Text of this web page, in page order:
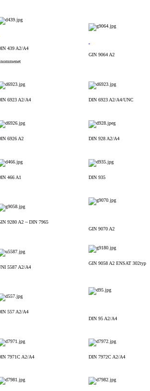
439 A2/A4
GIN 9064 A2
6923 A2/A4 DIN 6923 A2/A4/UNC
6926 A2 DIN 928 A2/A4
466 A1 DIN 935
9280 A2 ~ DIN 7965
GIN 9070 A2
5587 A2/A4
GIN 9058 A2 ENSAT 302typ
557 A2/A4
DIN 95 A2/A4
7971C A2/A4 DIN 7972C A2/A4